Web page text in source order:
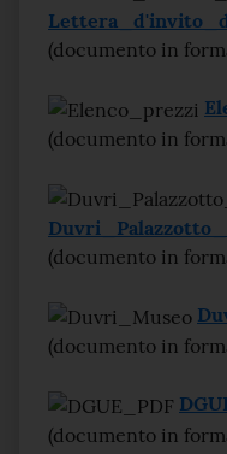
(documento in
(documento in
(documento in
(documento in
(documento in